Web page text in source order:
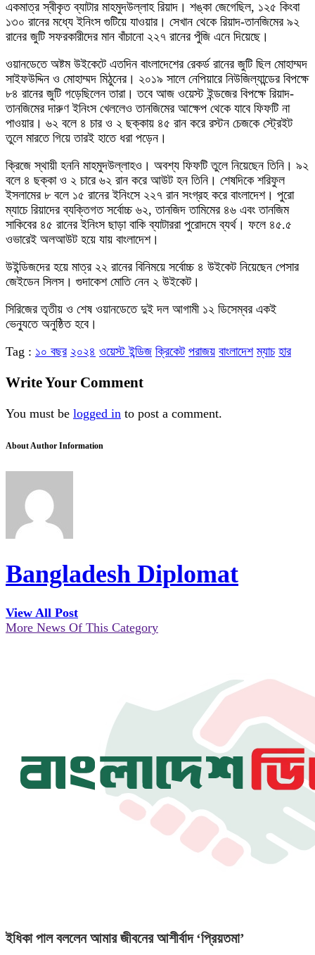
একমাত্র স্বীকৃত ব্যাটার মাহমুদউল্লাহ রিয়াদ। শঙ্কা জেগেছিল, ১২৫ কিংবা
১৩০ রানের মধ্যে ইনিংস গুটিয়ে যাওয়ার। সেখান থেকে রিয়াদ-তানজিমের ৯২
রানের জুটি সফরকারীদের মান বাঁচানো ২২৭ রানের পুঁজি এনে দিয়েছে।
ওয়ানডেতে অষ্টম উইকেটে এতদিন বাংলাদেশের রেকর্ড রানের জুটি ছিল মোহাম্মদ
সাইফউদ্দিন ও মোহাম্মদ মিঠুনের। ২০১৯ সালে নেপিয়ারে নিউজিল্যান্ডের বিপক্ষে
৮৪ রানের জুটি গড়েছিলেন তারা। তবে আজ ওয়েস্ট ইন্ডজের বিপক্ষে রিয়াদ-
তানজিমের দারুণ ইনিংস খেললেও তানজিমের আক্ষেপ থেকে যাবে ফিফটি না
পাওয়ার। ৬২ বলে ৪ চার ও ২ ছক্কায় ৪৫ রান করে রস্টন চেজকে স্ট্রেইট
তুলে মারতে গিয়ে তারই হাতে ধরা পড়েন।
ক্রিজে স্থায়ী হননি মাহমুদউল্লাহও। অবশ্য ফিফটি তুলে নিয়েছেন তিনি। ৯২
বলে ৪ ছক্কা ও ২ চারে ৬২ রান করে আউট হন তিনি। শেষদিকে শরিফুল
ইসলামের ৮ বলে ১৫ রানের ইনিংসে ২২৭ রান সংগ্রহ করে বাংলাদেশ। পুরো
ম্যাচে রিয়াদের ব্যক্তিগত সর্বোচ্চ ৬২, তানজিদ তামিমের ৪৬ এবং তানজিম
সাকিবের ৪৫ রানের ইনিংস ছাড়া বাকি ব্যাটাররা পুরোদমে ব্যর্থ। ফলে ৪৫.৫
ওভারেই অলআউট হয়ে যায় বাংলাদেশ।
উইন্ডিজদের হয়ে মাত্র ২২ রানের বিনিময়ে সর্বোচ্চ ৪ উইকেট নিয়েছেন পেসার
জেইডেন সিলস। গুদাকেশ মোতি নেন ২ উইকেট।
সিরিজের তৃতীয় ও শেষ ওয়ানডেতে দুই দল আগামী ১২ ডিসেম্বর একই
ভেন্যুতে অনুষ্ঠিত হবে।
Tag : ১০ বছর ২০২৪ ওয়েস্ট ইন্ডিজ ক্রিকেট পরাজয় বাংলাদেশ ম্যাচ হার
Write Your Comment
You must be logged in to post a comment.
About Author Information
Bangladesh Diplomat
View All Post
More News Of This Category
ইধিকা পাল বললেন আমার জীবনের আশীর্বাদ ‘প্রিয়তমা’